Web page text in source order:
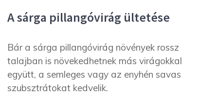
A sárga pillangóvirág ültetése
Bár a sárga pillangóvirág növények rossz
talajban is növekedhetnek más virágokkal
együtt, a semleges vagy az enyhén savas
szubsztrátokat kedvelik.